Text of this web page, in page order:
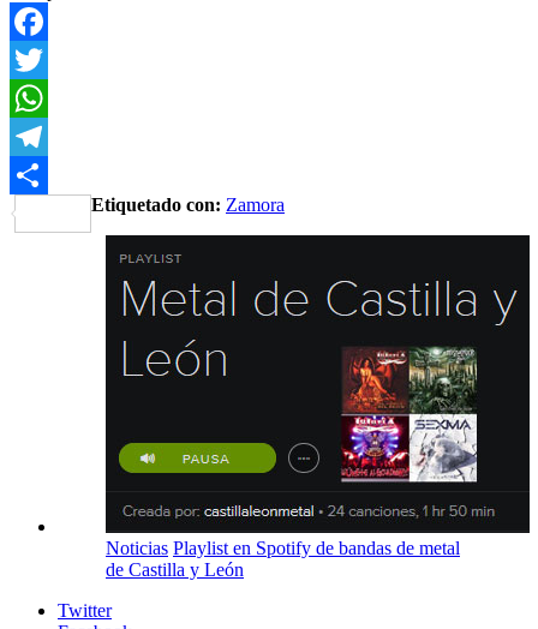
Facebook
Twitter
WhatsApp
Telegram
Share
Etiquetado con: Zamora
Noticias Playlist en Spotify de bandas de metal
de Castilla y León
Twitter